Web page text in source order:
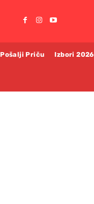
Pošalji Priču Izbori 2026